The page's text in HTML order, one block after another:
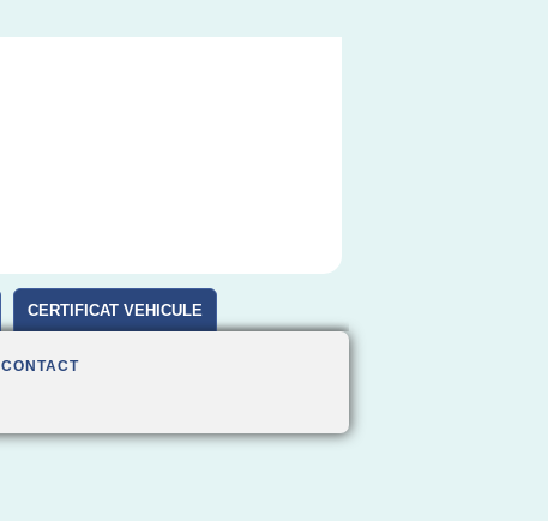
CERTIFICAT VEHICULE
CONTACT